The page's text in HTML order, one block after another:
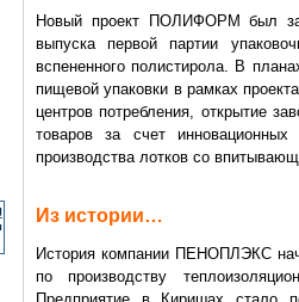
Новый проект ПОЛИФОРМ был
выпуска первой партии
вспененного полистирола. В
пищевой упаковки в рамках
центров потребления, открытие
товаров за счет
производства лотков со
Из истории…
История компании ПЕНОПЛЭКС
по производству